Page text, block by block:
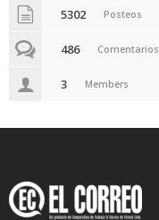
5302 Posteos
486 Comentarios
3 Members